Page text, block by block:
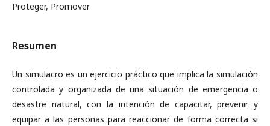
Proteger, Promover
Resumen
Un simulacro es un ejercicio práctico que implica la simulación
controlada y organizada de una situación de emergencia o
desastre natural, con la intención de capacitar, prevenir y
equipar a las personas para reaccionar de forma correcta si